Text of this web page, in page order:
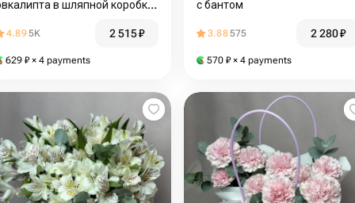
в шляпной коробке.
4.895K 2 515₽
629 ₽ × 4 payments
с бантом
3.88575 2 280₽
570 ₽ × 4 payments